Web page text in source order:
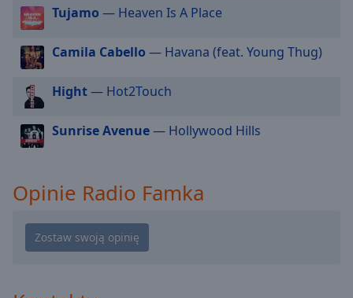
Beginning
dialog
Escape
cancel
and
the
window.
Color
Tujamo — Heaven Is A Place
Camila Cabello — Havana (feat. Young Thug)
Hight— Hot2Touch
Sunrise Avenue— Hollywood Hills
Opinie Radio Famka